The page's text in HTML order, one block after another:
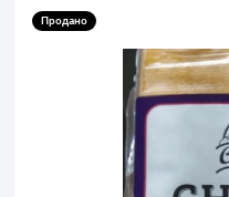
Продано